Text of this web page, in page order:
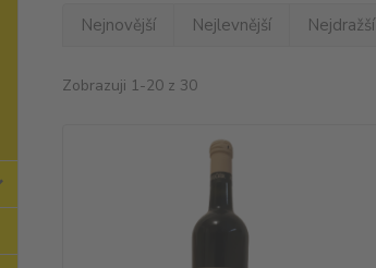
Nejnovější Nejlevnější Nejdražší
Zobrazuji 1-20 z 30